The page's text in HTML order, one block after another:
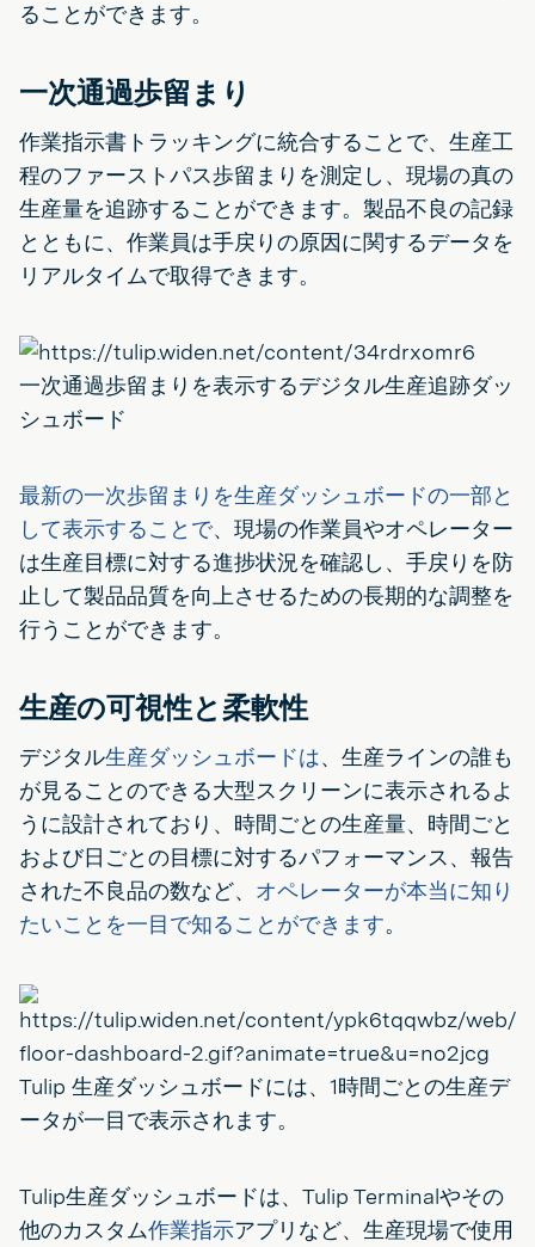
ることができます。
一次通過歩留まり
作業指示書トラッキングに統合することで、生産工
程のファーストパス歩留まりを測定し、現場の真の
生産量を追跡することができます。製品不良の記録
とともに、作業員は手戻りの原因に関するデータを
リアルタイムで取得できます。
一次通過歩留まりを表示するデジタル生産追跡ダッ
シュボード
最新の一次歩留まりを生産ダッシュボードの一部と
して表示することで、現場の作業員やオペレーター
は生産目標に対する進捗状況を確認し、手戻りを防
止して製品品質を向上させるための長期的な調整を
行うことができます。
生産の可視性と柔軟性
デジタル生産ダッシュボードは、生産ラインの誰も
が見ることのできる大型スクリーンに表示されるよ
うに設計されており、時間ごとの生産量、時間ごと
および日ごとの目標に対するパフォーマンス、報告
された不良品の数など、 オペレーターが本当に知り
たいことを一目で知ることができます。
Tulip 生産ダッシュボードには、1時間ごとの生産デ
ータが一目で表示されます。
Tulip生産ダッシュボードは、Tulip Terminalやその
他のカスタム作業指示アプリなど、生産現場で使用